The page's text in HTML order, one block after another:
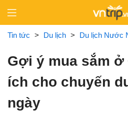
content
Tin tức > Du lịch > Du lịch Nước
Gợi ý mua sắm
ích cho chuyến
ngày